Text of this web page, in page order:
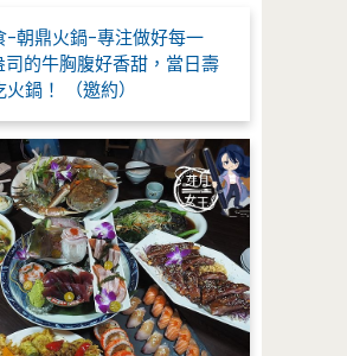
-朝鼎火鍋-專注做好每一
司的牛胸腹好香甜，當日壽
鍋！ （邀約）